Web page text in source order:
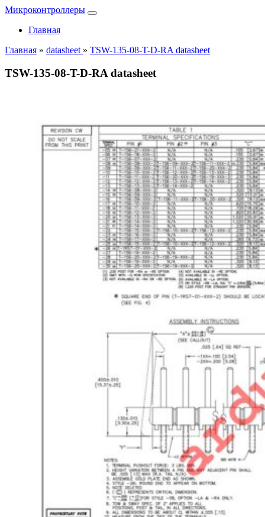
Микроконтроллеры
Главная
Главная » datasheet » TSW-135-08-T-D-RA datasheet
TSW-135-08-T-D-RA datasheet